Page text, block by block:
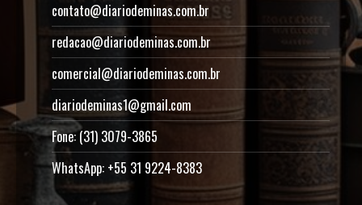
contato@diariodeminas.com.br
redacao@diariodeminas.com.br
comercial@diariodeminas.com.br
diariodeminas1@gmail.com
Fone: (31) 3079-3865
WhatsApp: +55 31 9224-8383